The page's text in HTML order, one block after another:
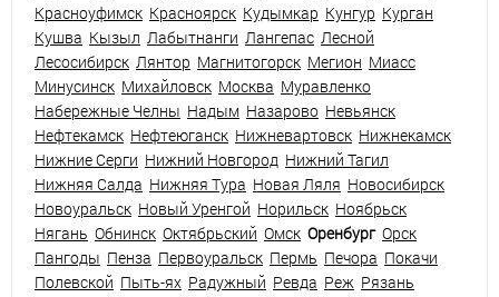
Красноуфимск Красноярск Кудымкар Кунгур Курган
Кушва Кызыл Лабытнанги Лангепас Лесной
Лесосибирск Лянтор Магнитогорск Мегион Миасс
Минусинск Михайловск Москва Муравленко
Набережные Челны Надым Назарово Невьянск
Нефтекамск Нефтеюганск Нижневартовск Нижнекамск
Нижние Серги Нижний Новгород Нижний Тагил
Нижняя Салда Нижняя Тура Новая Ляля Новосибирск
Новоуральск Новый Уренгой Норильск Ноябрьск
Нягань Обнинск Октябрьский Омск Оренбург Орск
Пангоды Пенза Первоуральск Пермь Печора Покачи
Полевской Пыть-ях Радужный Ревда Реж Рязань